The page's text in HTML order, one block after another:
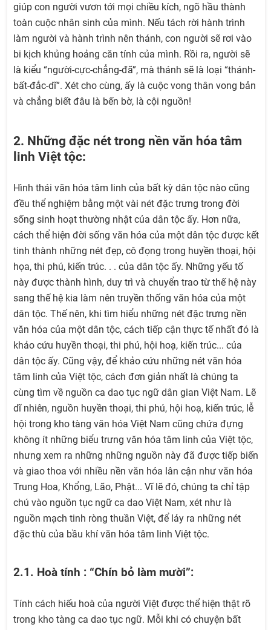
giúp con người vươn tới mọi chiều kích, ngõ hầu thành
toàn cuộc nhân sinh của mình. Nếu tách rời hành trình
làm người và hành trình nên thánh, con người sẽ rơi vào
bi kịch khủng hoảng căn tính của mình. Rồi ra, người sẽ
là kiểu “người-cực-chẳng-đã”, mà thánh sẽ là loại “thánh-
bất-đắc-dĩ”. Xét cho cùng, ấy là cuộc vong thân vong bản
và chẳng biết đâu là bến bờ, là cội nguồn!
2. Những đặc nét trong nền văn hóa tâm
linh Việt tộc:
Hình thái văn hóa tâm linh của bất kỳ dân tộc nào cũng
đều thể nghiệm bằng một vài nét đặc trưng trong đời
sống sinh hoạt thường nhật của dân tộc ấy. Hơn nữa,
cách thể hiện đời sống văn hóa của một dân tộc được kết
tinh thành những nét đẹp, cô đọng trong huyền thoại, hội
họa, thi phú, kiến trúc. . . của dân tộc ấy. Những yếu tố
này được thành hình, duy trì và chuyển trao từ thế hệ này
sang thế hệ kia làm nên truyền thống văn hóa của một
dân tộc. Thế nên, khi tìm hiểu những nét đặc trưng nền
văn hóa của một dân tộc, cách tiếp cận thực tế nhất đó là
khảo cứu huyền thoại, thi phú, hội hoạ, kiến trúc... của
dân tộc ấy. Cũng vậy, để khảo cứu những nét văn hóa
tâm linh của Việt tộc, cách đơn giản nhất là chúng ta
cùng tìm về nguồn ca dao tục ngữ dân gian Việt Nam. Lẽ
dĩ nhiên, nguồn huyền thoại, thi phú, hội hoạ, kiến trúc, lễ
hội trong kho tàng văn hóa Việt Nam cũng chứa đựng
không ít những biểu trưng văn hóa tâm linh của Việt tộc,
nhưng xem ra những những nguồn này đã được tiếp biến
và giao thoa với nhiều nền văn hóa lân cận như văn hóa
Trung Hoa, Khổng, Lão, Phật... Vĩ lẽ đó, chúng ta chỉ tập
chú vào nguồn tục ngữ ca dao Việt Nam, xét như là
nguồn mạch tinh ròng thuần Việt, để lảy ra những nét
đặc thù của bầu khí văn hóa tâm linh Việt tộc.
2.1. Hoà tính : “Chín bỏ làm mười”:
Tính cách hiếu hoà của người Việt được thể hiện thật rõ
trong kho tàng ca dao tục ngữ. Mỗi khi có chuyện bất